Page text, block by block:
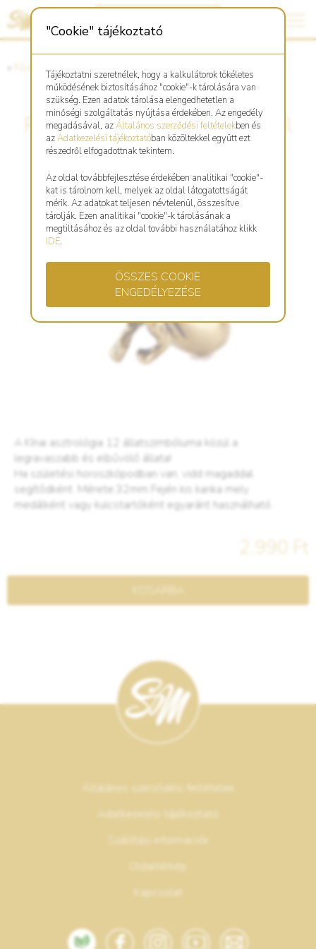
"Cookie" tájékoztató
Tájékoztatni szeretnélek, hogy a kalkulátorok tökéletes
működésének biztosításához "cookie"-k tárolására van
szükség. Ezen adatok tárolása elengedhetetlen a
minőségi szolgáltatás nyújtása érdekében. Az engedély
megadásával, azÁltalános szerződési feltételekben és
azAdatkezelési tájékoztatóban közöltekkel együtt ezt
részedről elfogadottnak tekintem.
Az oldal továbbfejlesztése érdekében analitikai "cookie"-
kat is tárolnom kell, melyek az oldal látogatottságát
mérik. Az adatokat teljesen névtelenül, összesítve
tárolják. Ezen analitikai "cookie"-k tárolásának a
megtiltásához és az oldal további használatához klikk
IDE.
ÖSSZES COOKIE
ENGEDÉLYEZÉSE
Főoldal«Asztro Shop
Patkány réz kulcstartó,medál
A Kínai asztrológia 12 állatszimbóluma közül a
legravaszabb és elbűvölő állata!
Ha születési horoszkópodban van, vidd magaddal
segítődként. Mérete:32mm Fején kis karika mely
medálként vagy kulcstartóként egyaránt használható.
2.990 Ft
Általános szerződési feltételek
Adatkezelési tájékoztató
Szállítási információk
Oldaltérkép
Kapcsolat